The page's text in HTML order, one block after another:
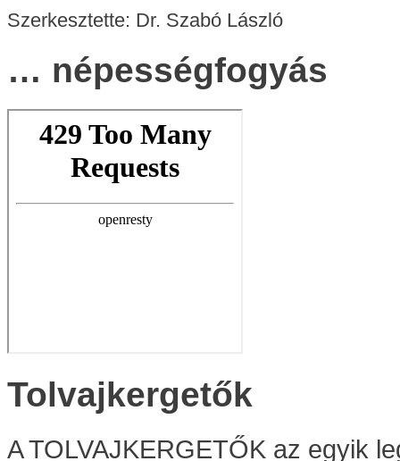
Szerkesztette: Dr. Szabó László
… népességfogyás
Tolvajkergetők
A TOLVAJKERGETŐK az egyik